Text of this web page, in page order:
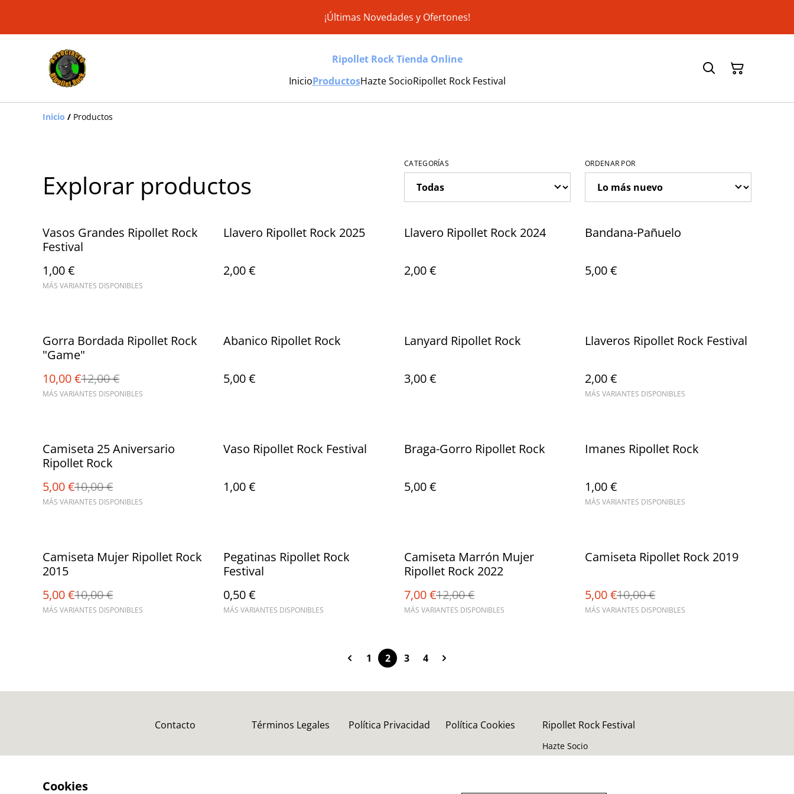
¡Últimas Novedades y Ofertones!
Ripollet Rock Tienda Online
InicioProductosHazte SocioRipollet Rock Festival
Inicio / Productos
Explorar productos
CATEGORÍAS ORDENAR POR
Vasos Grandes Ripollet Rock
Festival
1,00 €
MÁS VARIANTES DISPONIBLES
Llavero Ripollet Rock 2025
2,00 €
Llavero Ripollet Rock 2024
2,00 €
Bandana-Pañuelo
5,00 €
%
Gorra Bordada Ripollet Rock
"Game"
10,00 €12,00 €
MÁS VARIANTES DISPONIBLES
Abanico Ripollet Rock
5,00 €
Lanyard Ripollet Rock
3,00 €
Llaveros Ripollet Rock Festival
2,00 €
MÁS VARIANTES DISPONIBLES
%
Camiseta 25 Aniversario
Ripollet Rock
5,00 €10,00 €
MÁS VARIANTES DISPONIBLES
Vaso Ripollet Rock Festival
1,00 €
Braga-Gorro Ripollet Rock
5,00 €
Imanes Ripollet Rock
1,00 €
MÁS VARIANTES DISPONIBLES
%
Camiseta Mujer Ripollet Rock
2015
5,00 €10,00 €
MÁS VARIANTES DISPONIBLES
Pegatinas Ripollet Rock
Festival
0,50 €
MÁS VARIANTES DISPONIBLES
%
Camiseta Marrón Mujer
Ripollet Rock 2022
7,00 €12,00 €
MÁS VARIANTES DISPONIBLES
%
Camiseta Ripollet Rock 2019
5,00 €10,00 €
MÁS VARIANTES DISPONIBLES
1 2 3 4
Contacto Términos Legales Política Privacidad Política Cookies Ripollet Rock Festival
Hazte Socio
Cookies